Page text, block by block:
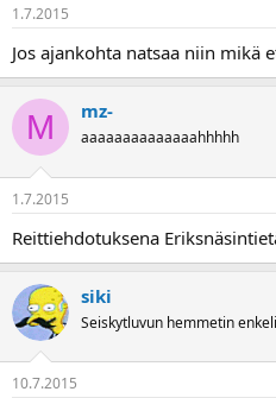
1.7.2015
Jos ajankohta natsaa niin mikä
M mz-
aaaaaaaaaaaaaahhhhh
1.7.2015
Reittiehdotuksena
siki
Seiskytluvun hemmetin enkeli
10.7.2015